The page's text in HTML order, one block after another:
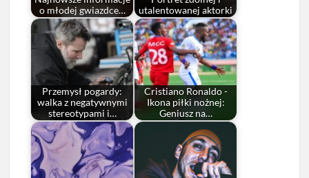
o młodej gwiazdce…
utalentowanej aktorki
Przemysł pogardy:
walka z negatywnymi
stereotypami i…
Cristiano Ronaldo -
Ikona piłki nożnej:
Geniusz na…